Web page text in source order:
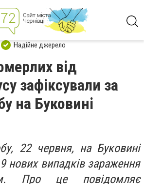
Надійне джерело
від
зафіксували за
на Буковині
22 червня, на Буковині
нових випадків зараження
Про це повідомляє